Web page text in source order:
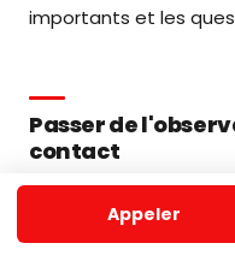
importants et les
Passer de
contact
Lorsque vous avez
les contraintes
Appeler